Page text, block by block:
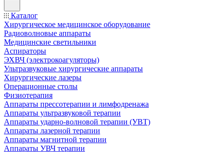
Каталог
Хирургическое медицинское оборудование
Радиоволновые аппараты
Медицинские светильники
Аспираторы
ЭХВЧ (электрокоагуляторы)
Ультразвуковые хирургические аппараты
Хирургические лазеры
Операционные столы
Физиотерапия
Аппараты прессотерапии и лимфодренажа
Аппараты ультразвуковой терапии
Аппараты ударно-волновой терапии (УВТ)
Аппараты лазерной терапии
Аппараты магнитной терапии
Аппараты УВЧ терапии